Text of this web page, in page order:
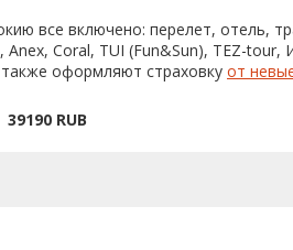
все включено: перелет, отель,
Anex, Coral, TUI (Fun&Sun), TEZ-tour,
оформляют страховку от
39190 RUB